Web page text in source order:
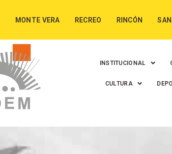
MONTE VERA RECREO RINCÓN
INSTITUCIONAL
CULTURA